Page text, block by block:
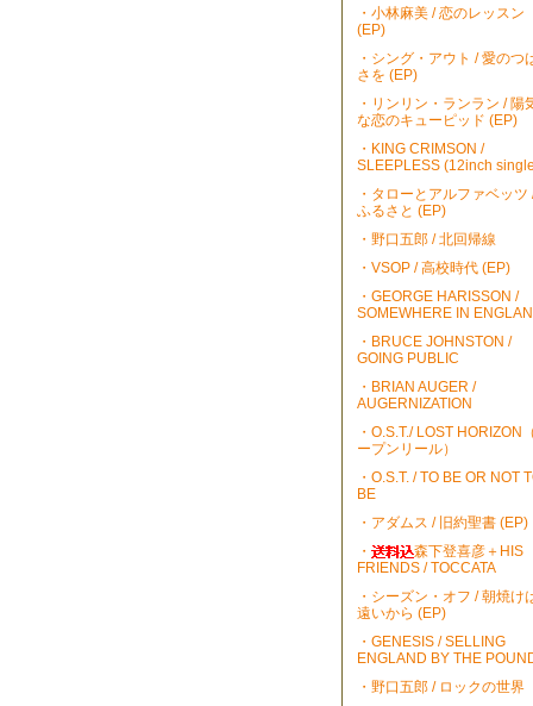
・小林麻美 / 恋のレッスン
(EP)
・シング・アウト / 愛のつ
さを (EP)
・リンリン・ランラン / 陽
な恋のキューピッド (EP)
・KING CRIMSON /
SLEEPLESS (12inch
・タローとアルファベッツ
ふるさと (EP)
・野口五郎 / 北回帰線
・VSOP / 高校時代 (EP)
・GEORGE HARISSON /
SOMEWHERE IN
・BRUCE JOHNSTON /
GOING PUBLIC
・BRIAN AUGER /
AUGERNIZATION
・O.S.T./ LOST HORIZON
ープンリール）
・O.S.T. / TO BE OR NOT
BE
・アダムス / 旧約聖書 (EP)
・
森下登喜彦＋HIS
FRIENDS / TOCCATA
・シーズン・オフ / 朝焼け
遠いから (EP)
・GENESIS / SELLING
ENGLAND BY THE
・野口五郎 / ロックの世界